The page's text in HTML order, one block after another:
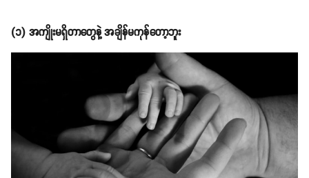
(၁) အကျိုးမရှိတာတွေနဲ့ အချိန်မကုန်တော့ဘူး